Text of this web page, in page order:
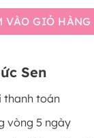
VÀO GIỎ HÀNG
Sen
thanh toán
vòng 5 ngày